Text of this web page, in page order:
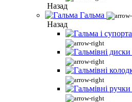
Назад
Гальма
Назад